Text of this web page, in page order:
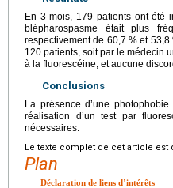
En 3 mois, 179 patients ont été
blépharospasme était plus
respectivement de 60,7 % et
120 patients, soit par le médecin
à la fluorescéine, et aucune
Conclusions
La présence d’une
réalisation d’un test par
nécessaires.
Le texte complet de cet article est
Plan
Déclaration de liens d’intérêts